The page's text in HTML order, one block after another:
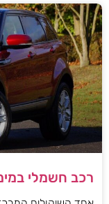
רכב חשמלי